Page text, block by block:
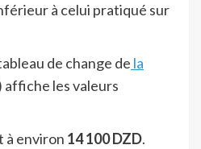
à celui pratiqué sur
de change de la
affiche les valeurs
à environ 14 100 DZD.